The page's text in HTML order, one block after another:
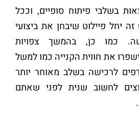
בשלבי פיתוח סופיים, וככל
יחל פיילוט שיבחן את ביצועי
כמו כן, בהמשך צפויות
את חווית הקנייה כמו למשל
לרכישה בשלב מאוחר יותר
לחשוב שנית לפני שאתם